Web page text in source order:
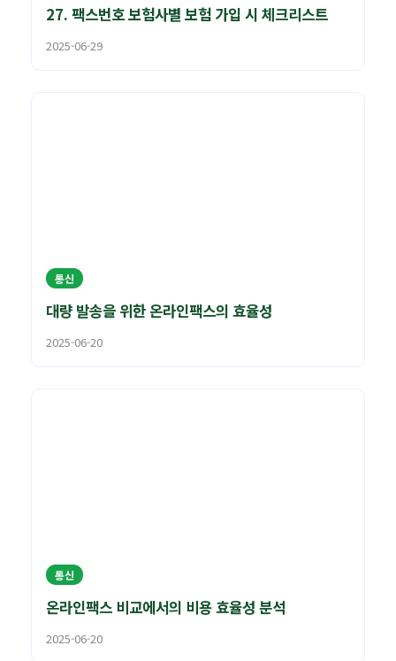
27. 팩스번호 보험사별 보험 가입 시 체크리스트
2025-06-29
통신
대량 발송을 위한 온라인팩스의 효율성
2025-06-20
통신
온라인팩스 비교에서의 비용 효율성 분석
2025-06-20